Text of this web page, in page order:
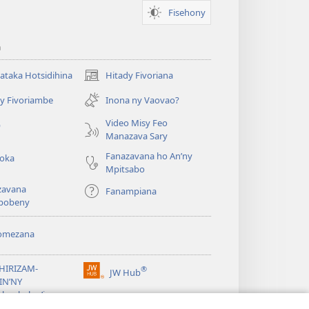
Fisehony
Hotsidihina Hitady Fivoriana
(manokatra
rohy)
Fivoriambe
Inona ny Vaovao?
Video Misy Feo
Manazava Sary
Fanazavana ho An’ny
Mpitsabo
Fanampiana
JW Hub®
(manokatra
rohy)